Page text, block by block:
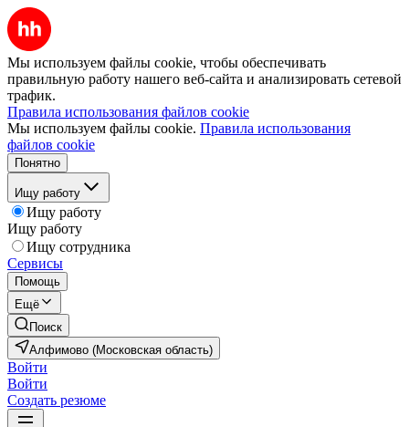
Мы используем файлы cookie, чтобы обеспечивать
правильную работу нашего веб-сайта и анализировать сетевой
трафик.
Правила использования файлов cookie
Мы используем файлы cookie. Правила использования
файлов cookie
Понятно
Ищу работу
Ищу работу
Ищу работу
Ищу сотрудника
Сервисы
Помощь
Ещё
Поиск
Алфимово (Московская область)
Войти
Войти
Создать резюме